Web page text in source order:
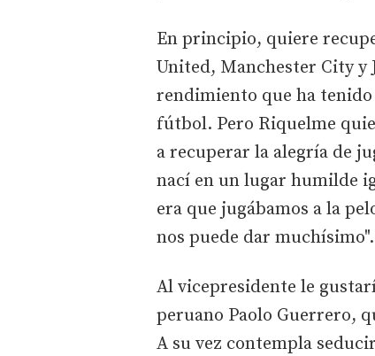
En principio, quiere
United, Manchester City y
rendimiento que ha tenido
fútbol. Pero Riquelme
a recuperar la alegría de
nací en un lugar humilde
era que jugábamos a la
nos puede dar muchísimo".
Al vicepresidente le
peruano Paolo Guerrero,
A su vez contempla